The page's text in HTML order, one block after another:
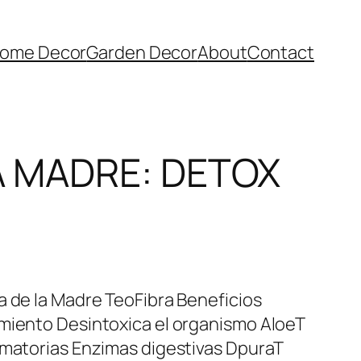
DecorGarden DecorAboutContact
MADRE: DETOX
de la Madre TeoFibra Beneficios
Desintoxica el organismo AloeT
Enzimas digestivas DpuraT